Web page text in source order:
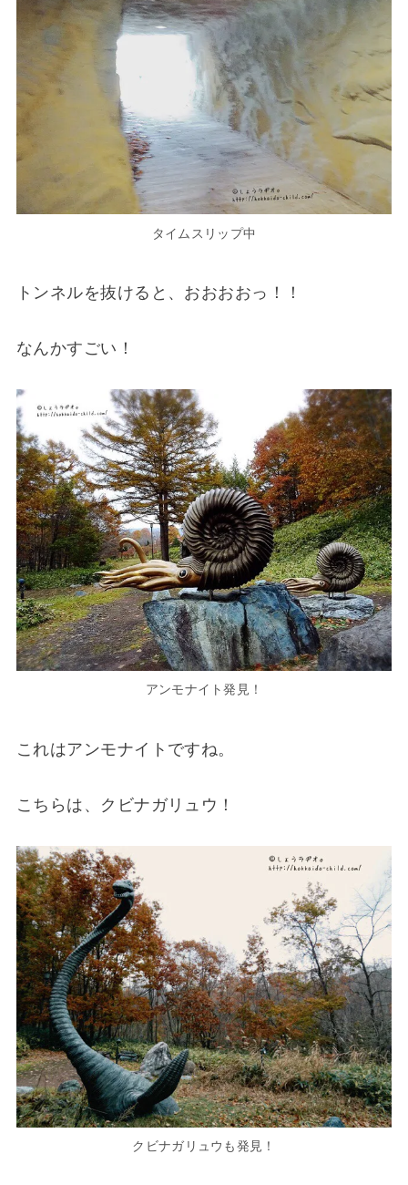
タイムスリップ中
トンネルを抜けると、おおおおっ！！
なんかすごい！
アンモナイト発見！
これはアンモナイトですね。
こちらは、クビナガリュウ！
クビナガリュウも発見！